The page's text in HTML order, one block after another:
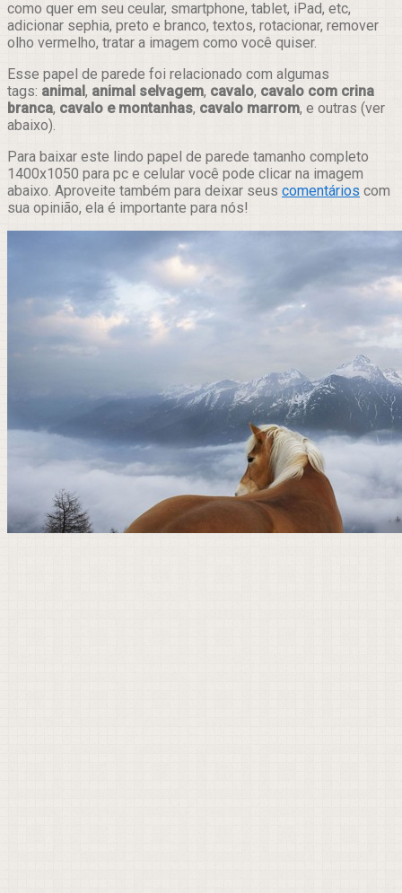
como quer em seu ceular, smartphone, tablet, iPad, etc,
adicionar sephia, preto e branco, textos, rotacionar, remover
olho vermelho, tratar a imagem como você quiser.
Esse papel de parede foi relacionado com algumas
tags: animal, animal selvagem, cavalo, cavalo com crina
branca, cavalo e montanhas, cavalo marrom, e outras (ver
abaixo).
Para baixar este lindo papel de parede tamanho completo
1400x1050 para pc e celular você pode clicar na imagem
abaixo. Aproveite também para deixar seus comentários com
sua opinião, ela é importante para nós!